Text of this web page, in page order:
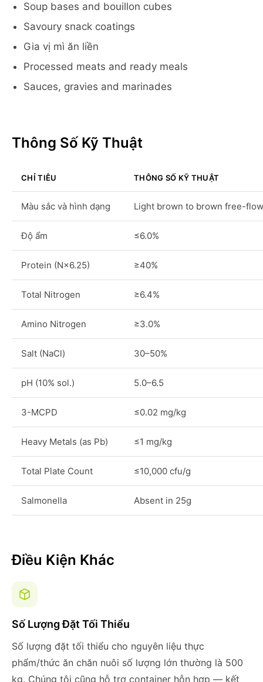
Soup bases and bouillon cubes
Savoury snack coatings
Gia vị mì ăn liền
Processed meats and ready meals
Sauces, gravies and marinades
Thông Số Kỹ Thuật
CHỈ TIÊU THÔNG SỐ KỸ THUẬT
Màu sắc và hình dạng Light brown to brown free-
Độ ẩm ≤6.0%
Protein (N×6.25) ≥40%
Total Nitrogen ≥6.4%
Amino Nitrogen ≥3.0%
Salt (NaCl) 30–50%
pH (10% sol.) 5.0–6.5
3-MCPD ≤0.02 mg/kg
Heavy Metals (as Pb) ≤1 mg/kg
Total Plate Count ≤10,000 cfu/g
Salmonella Absent in 25g
Điều Kiện Khác
Số Lượng Đặt Tối Thiểu
Số lượng đặt tối thiểu cho nguyên liệu thực
phẩm/thức ăn chăn nuôi số lượng lớn thường là 500
kg. Chúng tôi cũng hỗ trợ container hỗn hợp — kết